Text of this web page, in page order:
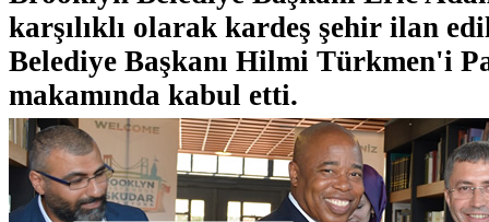
karşılıklı olarak kardeş şehir ilan
Belediye Başkanı Hilmi Türkmen'i
makamında kabul etti.